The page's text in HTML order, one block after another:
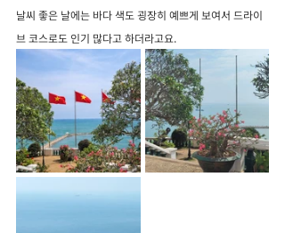
날씨 좋은 날에는 바다 색도 굉장히 예쁘게 보여서 드라이
브 코스로도 인기 많다고 하더라고요.